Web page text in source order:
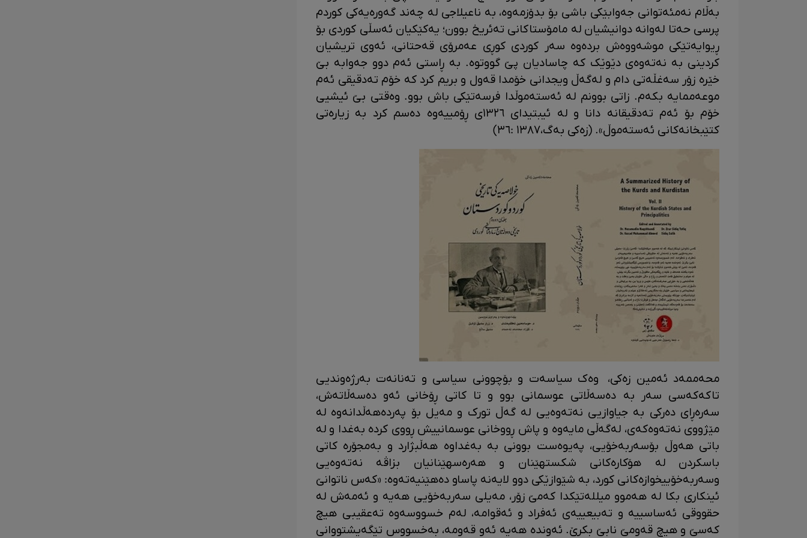
بەڵام نەمئەتوانی جەوابێکی باشی بۆ بدۆزمەوە، بە ناعیلاجی لە چەند گەورەیەکی کوردم
پرسی حەتا لەوانە دوانیشیان لە مامۆستاکانی تەئریخ بوون؛ یەکێکیان ئەسڵی کوردی بۆ
ڕیوایەتێکی موشەووەش بردەوە سەر کوردی کوڕی عەمرۆی قەحتانی، ئەوی تریشیان
کردینی بە نەتەوەی دێوێک کە چاسادیان پێ گووتوە. بە ڕاستی ئەم دوو جەوابە بێ
خێرە زۆر سەغڵەتی دام و لەگەڵ ویجدانی خۆمدا قەول و بریم کرد کە خۆم تەدقیقی ئەم
موعەممایە بکەم. زاتی بوونم لە ئەستەموڵدا فرسەتێکی باش بوو. وەقتی بێ ئیشیی
خۆم بۆ ئەم تەدقیقانە دانا و لە ئیبتیدای ١٣٢٦ی ڕۆمییەوە دەسم کرد بە زیارەتی
کتێبخانەکانی ئەستەموڵ». (زەکی بەگ،١٣٨٧ :٣٦)
محەممەد ئەمین زەکی، وەک سیاسەت و بۆچوونی سیاسی و تەنانەت بەرژەوندیی
تاکەکەسی سەر بە دەسەڵاتی عوسمانی بوو و تا کاتی ڕۆخانی ئەو دەسەڵاتەش،
سەرەڕای دەرکی بە جیاوازیی نەتەوەیی لە گەڵ تورک و مەیل بۆ پەردەهەڵدانەوە لە
مێژووی نەتەوەکەی، لەگەڵی مایەوە و پاش ڕووخانی عوسمانییش ڕووی کردە بەغدا و لە
باتی هەوڵ بۆسەربەخۆیی، پەیوەست بوونی بە بەغداوە هەڵبژارد و بەمجۆرە کاتی
باسکردن لە هۆکارەکانی شکستهێنان و هەرەسهێنانیان بزاڤە نەتەوەیی
وسەربەخۆییخوازەکانی کورد، بە شێوازێکی دوو لایەنە پاساو دەهێنیەتەوە: «کەس ناتوانێ
ئینکاری بکا لە هەموو میللەتێکدا کەمێ زۆر، مەیلی سەربەخۆیی هەیە و ئەمەش لە
حقووقی ئەساسییە و تەبیعییەی ئەفراد و ئەقوامە، لەم خسووسەوە تەعقیبی هیچ
کەسێ و هیچ قەومێ نابێ بکرێ. ئەوندە هەیە ئەو قەومە، بەخسووس تێگەیشتووانی